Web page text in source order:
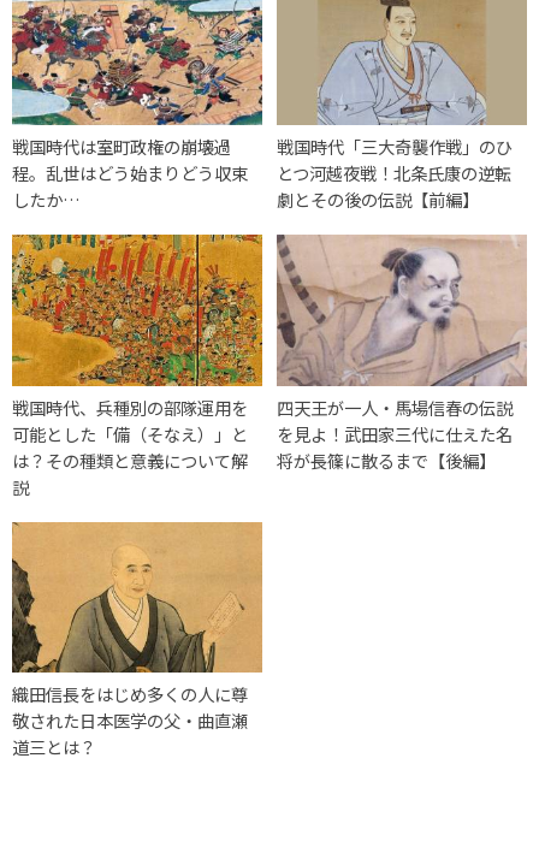
戦国時代は室町政権の崩壊過
程。乱世はどう始まりどう収束
したか…
戦国時代「三大奇襲作戦」のひ
とつ河越夜戦！北条氏康の逆転
劇とその後の伝説【前編】
戦国時代、兵種別の部隊運用を
可能とした「備（そなえ）」と
は？その種類と意義について解
説
四天王が一人・馬場信春の伝説
を見よ！武田家三代に仕えた名
将が長篠に散るまで【後編】
織田信長をはじめ多くの人に尊
敬された日本医学の父・曲直瀬
道三とは？